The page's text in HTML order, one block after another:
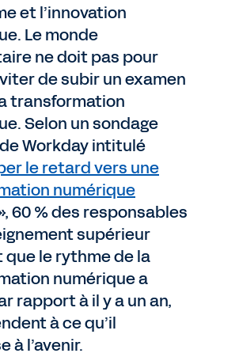
et l’innovation
Le monde
ne doit pas pour
de subir un examen
transformation
Selon un sondage
Workday intitulé
le retard vers une
numérique
60 % des responsables
supérieur
que le rythme de la
numérique a
rapport à il y a un an,
à ce qu’il
à l’avenir.